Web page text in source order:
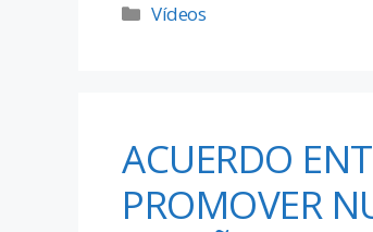
Vídeos
ACUERDO
PROMOVER